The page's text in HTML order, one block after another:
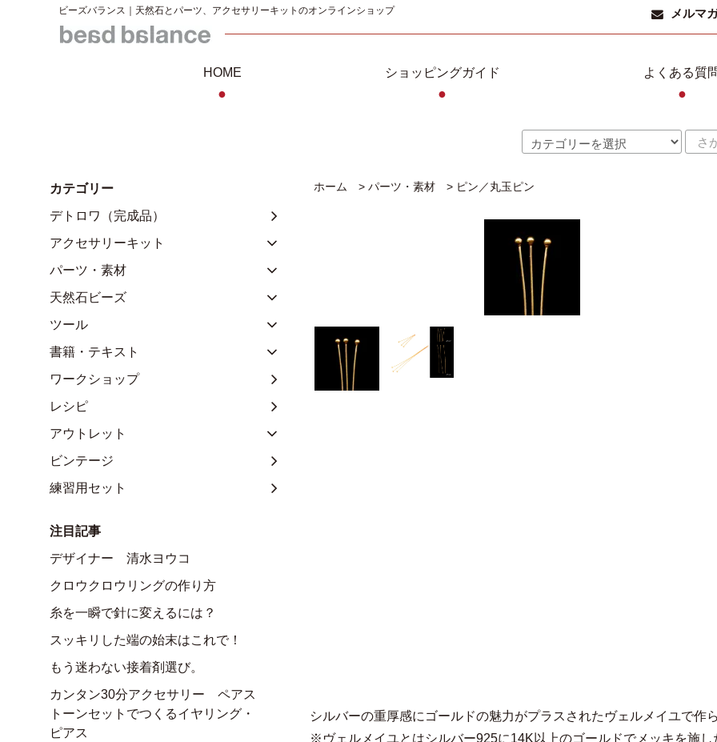
ビーズバランス｜天然石とパーツ、アクセサリーキットのオンラインショップ メルマ
HOME
●
ショッピングガイド
●
よくある質
●
ホーム > パーツ・素材 > ピン／丸玉ピン
シルバーの重厚感にゴールドの魅力がプラスされたヴェルメイユで作
※ヴェルメイユとはシルバー925に14K以上のゴールドでメッキを施
カテゴリー
デトロワ（完成品）
アクセサリーキット
パーツ・素材
天然石ビーズ
ツール
書籍・テキスト
ワークショップ
レシピ
アウトレット
ビンテージ
練習用セット
注目記事
デザイナー 清水ヨウコ
クロウクロウリングの作り方
糸を一瞬で針に変えるには？
スッキリした端の始末はこれで！
もう迷わない接着剤選び。
カンタン30分アクセサリー ペアス
トーンセットでつくるイヤリング・
ピアス